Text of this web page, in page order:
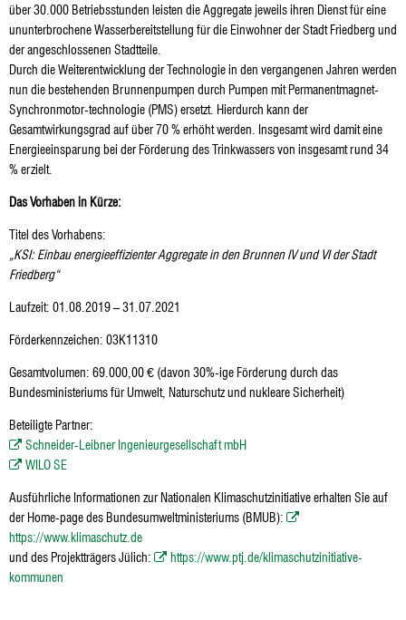
über 30.000 Betriebsstunden leisten die Aggregate jeweils ihren Dienst für eine
ununterbrochene Wasserbereitstellung für die Einwohner der Stadt Friedberg und
der angeschlossenen Stadtteile.
Durch die Weiterentwicklung der Technologie in den vergangenen Jahren werden
nun die bestehenden Brunnenpumpen durch Pumpen mit Permanentmagnet-
Synchronmotor-technologie (PMS) ersetzt. Hierdurch kann der
Gesamtwirkungsgrad auf über 70 % erhöht werden. Insgesamt wird damit eine
Energieeinsparung bei der Förderung des Trinkwassers von insgesamt rund 34
% erzielt.
Das Vorhaben in Kürze:
Titel des Vorhabens:
„KSI: Einbau energieeffizienter Aggregate in den Brunnen IV und VI der Stadt
Friedberg“
Laufzeit: 01.08.2019 – 31.07.2021
Förderkennzeichen: 03K11310
Gesamtvolumen: 69.000,00 € (davon 30%-ige Förderung durch das
Bundesministeriums für Umwelt, Naturschutz und nukleare Sicherheit)
Beteiligte Partner:
Schneider-Leibner Ingenieurgesellschaft mbH
WILO SE
Ausführliche Informationen zur Nationalen Klimaschutzinitiative erhalten Sie auf
der Home-page des Bundesumweltministeriums (BMUB):
https://www.klimaschutz.de
und des Projektträgers Jülich:
https://www.ptj.de/klimaschutzinitiative-
kommunen